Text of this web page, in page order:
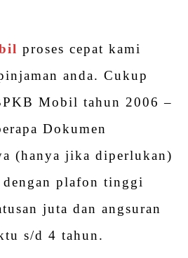
proses cepat kami
anda. Cukup
Mobil tahun 2006 –
Dokumen
(hanya jika diperlukan)
plafon tinggi
juta dan angsuran
s/d 4 tahun.